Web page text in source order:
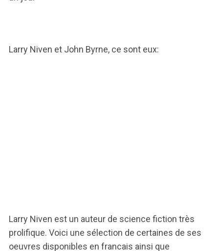
Larry Niven et John Byrne, ce sont eux:
Larry Niven est un auteur de science fiction très
prolifique. Voici une sélection de certaines de ses
oeuvres disponibles en francais ainsi que